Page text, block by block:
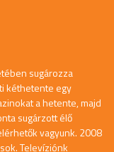
sugározza
kéthetente egy
a hetente, majd
sugárzott élő
vagyunk. 2008
Televíziónk